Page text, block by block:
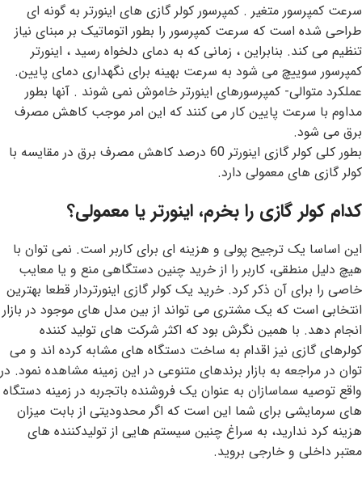
سرعت کمپرسور متغیر . کمپرسور کولر گازی های اینورتر به گونه ای
طراحی شده است که سرعت کمپرسور را بطور اتوماتیک بر مبنای نیاز
تنظیم می کند. بنابراین ، زمانی که به دمای دلخواه رسید ، اینورتر
کمپرسور سوییچ می شود به سرعت بهینه برای نگهداری دمای پایین.
عملکرد متوالی- کمپرسورهای اینورتر خاموش نمی شوند . آنها بطور
مداوم با سرعت پایین کار می کنند که این امر موجب کاهش مصرف
برق می شود.
بطور کلی کولر گازی اینورتر 60 درصد کاهش مصرف برق در مقایسه با
کولر گازی های معمولی دارد.
کدام کولر گازی را بخرم، اینورتر یا معمولی؟
این اساسا یک ترجیح پولی و هزینه ای برای کاربر است. نمی توان با
هیچ دلیل منطقی، کاربر را از خرید چنین دستگاهی منع و یا معایب
خاصی را برای آن ذکر کرد. خرید یک کولر گازی اینورتردار قطعا بهترین
انتخابی است که یک مشتری می تواند از بین مدل های موجود در بازار
انجام دهد. با همین نگرش بود که اکثر شرکت های تولید کننده
کولرهای گازی نیز اقدام به ساخت دستگاه های مشابه کرده اند و می
توان در مراجعه به بازار برندهای متنوعی در این زمینه مشاهده نمود. در
واقع توصیه سماسازان به عنوان یک فروشنده باتجربه در زمینه دستگاه
های سرمایشی برای شما این است که اگر محدودیتی از بابت میزان
هزینه کرد ندارید، به سراغ چنین سیستم هایی از تولیدکننده های
معتبر داخلی و خارجی بروید.